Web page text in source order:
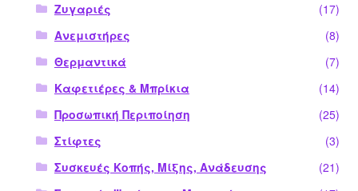
Ζυγαριές
(17)
Ανεμιστήρες
(8)
Θερμαντικά
(7)
Καφετιέρες & Μπρίκια
(14)
Προσωπική Περιποίηση
(25)
Στίφτες
(3)
Συσκευές Κοπής, Μίξης, Ανάδευσης
(21)